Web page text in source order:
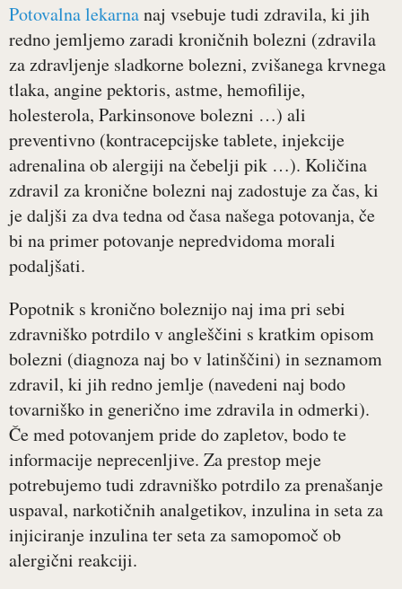
Potovalna lekarnanaj vsebuje tudi zdravila, ki jih
redno jemljemo zaradi kroničnih bolezni (zdravila
za zdravljenje sladkorne bolezni, zvišanega krvnega
tlaka, angine pektoris, astme, hemofilije,
holesterola, Parkinsonove bolezni …) ali
preventivno (kontracepcijske tablete, injekcije
adrenalina ob alergiji na čebelji pik …). Količina
zdravil za kronične bolezni naj zadostuje za čas, ki
je daljši za dva tedna od časa našega potovanja, če
bi na primer potovanje nepredvidoma morali
podaljšati.
Popotnik s kronično boleznijo naj ima pri sebi
zdravniško potrdilo v angleščini s kratkim opisom
bolezni (diagnoza naj bo v latinščini) in seznamom
zdravil, ki jih redno jemlje (navedeni naj bodo
tovarniško in generično ime zdravila in odmerki).
Če med potovanjem pride do zapletov, bodo te
informacije neprecenljive. Za prestop meje
potrebujemo tudi zdravniško potrdilo za prenašanje
uspaval, narkotičnih analgetikov, inzulina in seta za
injiciranje inzulina ter seta za samopomoč ob
alergični reakciji.